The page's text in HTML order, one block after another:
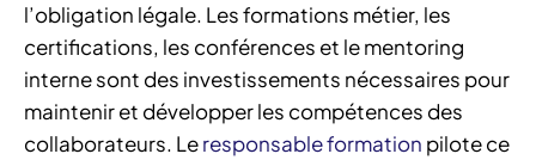
l’obligation légale. Les formations métier, les
certifications, les conférences et le mentoring
interne sont des investissements nécessaires pour
maintenir et développer les compétences des
collaborateurs. Leresponsable formation pilote ce